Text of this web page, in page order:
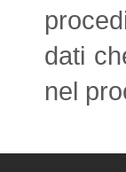
dati
nel